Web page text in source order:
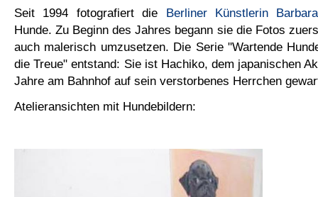
Seit 1994 fotografiert die Berliner Künstlerin
Hunde. Zu Beginn des Jahres begann sie die Fotos
auch malerisch umzusetzen. Die Serie "Wartende
die Treue" entstand: Sie ist Hachiko, dem japanischen
Jahre am Bahnhof auf sein verstorbenes Herrchen
Atelieransichten mit Hundebildern: